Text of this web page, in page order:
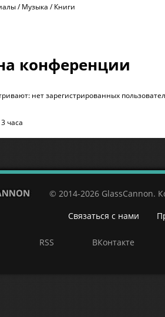
/ Музыка / Книги
конференции
нет зарегистрированных
часа
© 2014-2026 GlassCannon.
Связаться с нами
RSS ВКонтакте